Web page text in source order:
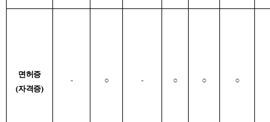
면허증
(자격증)
- ○ - ○ ○ ○